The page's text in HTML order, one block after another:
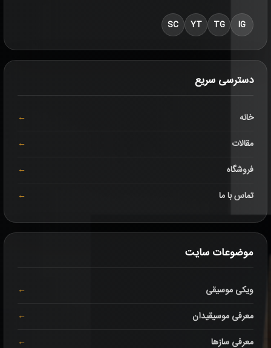
IG
TG
YT
SC
دسترسی سریع
خانه
مقالات
فروشگاه
تماس با ما
موضوعات سایت
ویکی موسیقی
معرفی موسیقیدان
معرفی سازها